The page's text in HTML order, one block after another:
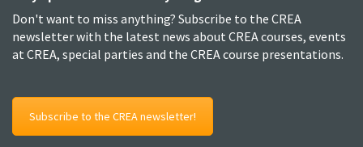
Don't want to miss anything? Subscribe to the CREA
newsletter with the latest news about CREA courses, events
at CREA, special parties and the CREA course presentations.
Subscribe to the CREA newsletter!